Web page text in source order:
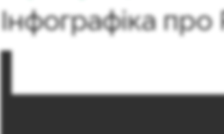
Інфографіка про